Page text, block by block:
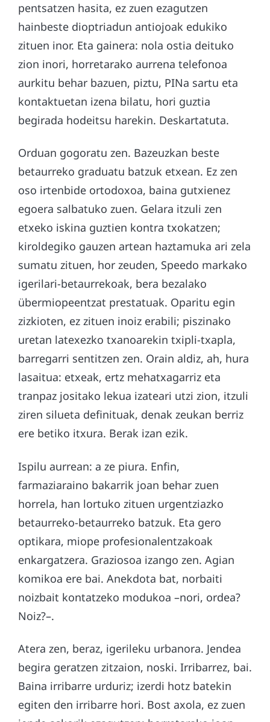
pentsatzen hasita, ez zuen ezagutzen
hainbeste dioptriadun antiojoak edukiko
zituen inor. Eta gainera: nola ostia deituko
zion inori, horretarako aurrena telefonoa
aurkitu behar bazuen, piztu, PINa sartu eta
kontaktuetan izena bilatu, hori guztia
begirada hodeitsu harekin. Deskartatuta.
Orduan gogoratu zen. Bazeuzkan beste
betaurreko graduatu batzuk etxean. Ez zen
oso irtenbide ortodoxoa, baina gutxienez
egoera salbatuko zuen. Gelara itzuli zen
etxeko iskina guztien kontra txokatzen;
kiroldegiko gauzen artean haztamuka ari zela
sumatu zituen, hor zeuden, Speedo markako
igerilari-betaurrekoak, bera bezalako
übermiopeentzat prestatuak. Oparitu egin
zizkioten, ez zituen inoiz erabili; piszinako
uretan latexezko txanoarekin txipli-txapla,
barregarri sentitzen zen. Orain aldiz, ah, hura
lasaitua: etxeak, ertz mehatxagarriz eta
tranpaz jositako lekua izateari utzi zion, itzuli
ziren silueta definituak, denak zeukan berriz
ere betiko itxura. Berak izan ezik.
Ispilu aurrean: a ze piura. Enfin,
farmaziaraino bakarrik joan behar zuen
horrela, han lortuko zituen urgentziazko
betaurreko-betaurreko batzuk. Eta gero
optikara, miope profesionalentzakoak
enkargatzera. Graziosoa izango zen. Agian
komikoa ere bai. Anekdota bat, norbaiti
noizbait kontatzeko modukoa –nori, ordea?
Noiz?–.
Atera zen, beraz, igerileku urbanora. Jendea
begira geratzen zitzaion, noski. Irribarrez, bai.
Baina irribarre urduriz; izerdi hotz batekin
egiten den irribarre hori. Bost axola, ez zuen